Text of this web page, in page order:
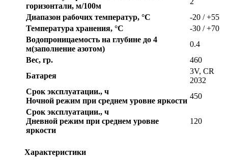
горизонтали, м/100м
Диапазон рабочих температур, °C
-20 / +55
Температура хранения, °C
-30 / +70
Водопроницаемость на глубине до 4
м(заполнение азотом)
0.4
Вес, гр.
460
Батарея
3V, CR
2032
Срок эксплуатации., ч
Ночной режим при среднем уровне яркости
450
Срок эксплуатации., ч
Дневной режим при среднем уровне
яркости
120
Характеристики